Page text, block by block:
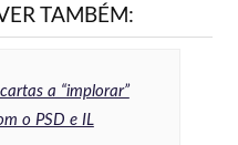
TAMBÉM:
a “implorar”
o PSD e IL